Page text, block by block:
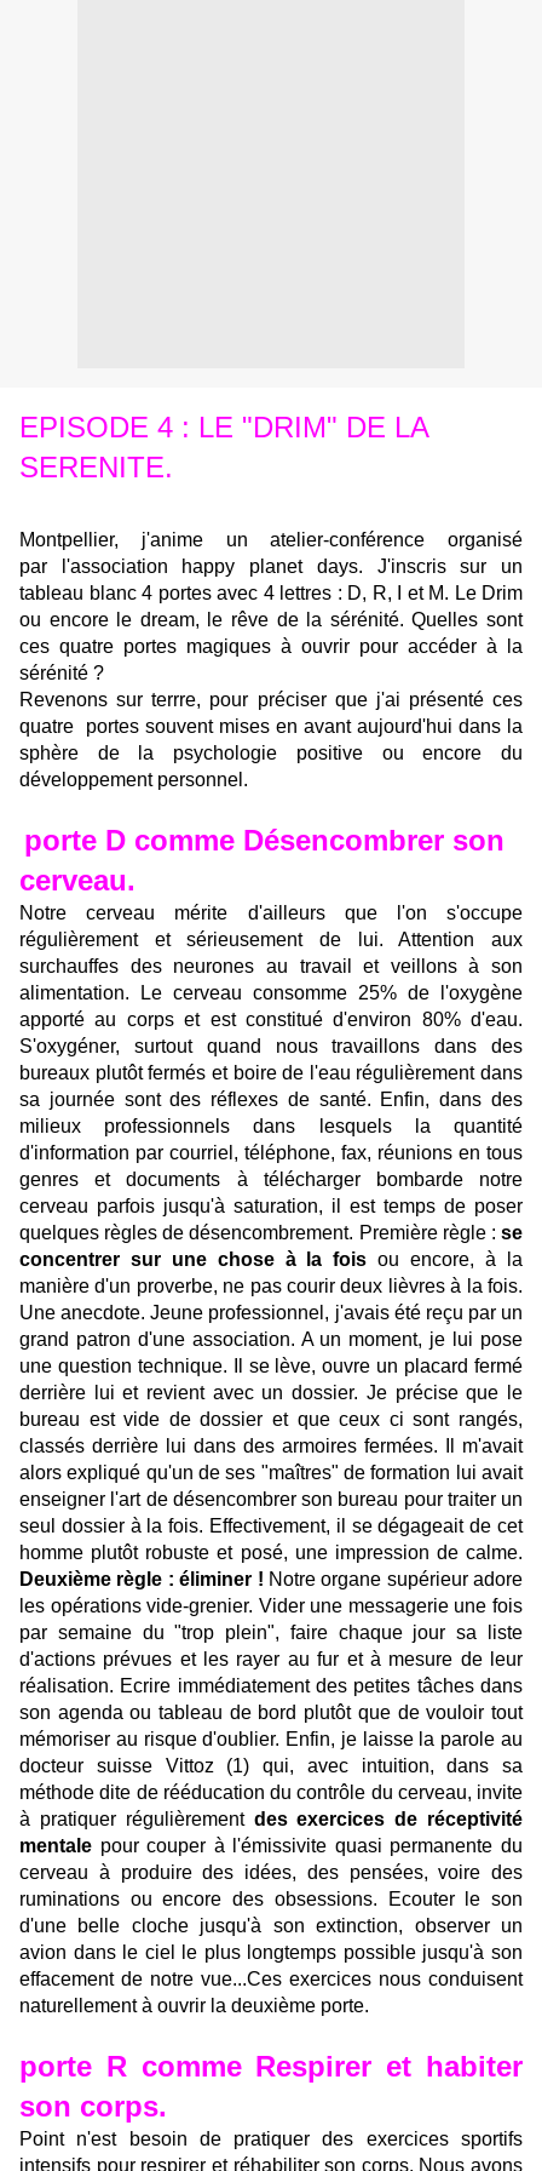
EPISODE 4 : LE "DRIM" DE LA
SERENITE.
Montpellier, j'anime un atelier-conférence organisé
par l'association happy planet days. J'inscris sur un
tableau blanc 4 portes avec 4 lettres : D, R, I et M. Le Drim
ou encore le dream, le rêve de la sérénité. Quelles sont
ces quatre portes magiques à ouvrir pour accéder à la
sérénité ?
Revenons sur terrre, pour préciser que j'ai présenté ces
quatre portes souvent mises en avant aujourd'hui dans la
sphère de la psychologie positive ou encore du
développement personnel.
porte D comme Désencombrer son
cerveau.
Notre cerveau mérite d'ailleurs que l'on s'occupe
régulièrement et sérieusement de lui. Attention aux
surchauffes des neurones au travail et veillons à son
alimentation. Le cerveau consomme 25% de l'oxygène
apporté au corps et est constitué d'environ 80% d'eau.
S'oxygéner, surtout quand nous travaillons dans des
bureaux plutôt fermés et boire de l'eau régulièrement dans
sa journée sont des réflexes de santé. Enfin, dans des
milieux professionnels dans lesquels la quantité
d'information par courriel, téléphone, fax, réunions en tous
genres et documents à télécharger bombarde notre
cerveau parfois jusqu'à saturation, il est temps de poser
quelques règles de désencombrement. Première règle : se
concentrer sur une chose à la fois ou encore, à la
manière d'un proverbe, ne pas courir deux lièvres à la fois.
Une anecdote. Jeune professionnel, j'avais été reçu par un
grand patron d'une association. A un moment, je lui pose
une question technique. Il se lève, ouvre un placard fermé
derrière lui et revient avec un dossier. Je précise que le
bureau est vide de dossier et que ceux ci sont rangés,
classés derrière lui dans des armoires fermées. Il m'avait
alors expliqué qu'un de ses "maîtres" de formation lui avait
enseigner l'art de désencombrer son bureau pour traiter un
seul dossier à la fois. Effectivement, il se dégageait de cet
homme plutôt robuste et posé, une impression de calme.
Deuxième règle : éliminer ! Notre organe supérieur adore
les opérations vide-grenier. Vider une messagerie une fois
par semaine du "trop plein", faire chaque jour sa liste
d'actions prévues et les rayer au fur et à mesure de leur
réalisation. Ecrire immédiatement des petites tâches dans
son agenda ou tableau de bord plutôt que de vouloir tout
mémoriser au risque d'oublier. Enfin, je laisse la parole au
docteur suisse Vittoz (1) qui, avec intuition, dans sa
méthode dite de rééducation du contrôle du cerveau, invite
à pratiquer régulièrement des exercices de réceptivité
mentale pour couper à l'émissivite quasi permanente du
cerveau à produire des idées, des pensées, voire des
ruminations ou encore des obsessions. Ecouter le son
d'une belle cloche jusqu'à son extinction, observer un
avion dans le ciel le plus longtemps possible jusqu'à son
effacement de notre vue...Ces exercices nous conduisent
naturellement à ouvrir la deuxième porte.
porte R comme Respirer et habiter
son corps.
Point n'est besoin de pratiquer des exercices sportifs
intensifs pour respirer et réhabiliter son corps. Nous avons